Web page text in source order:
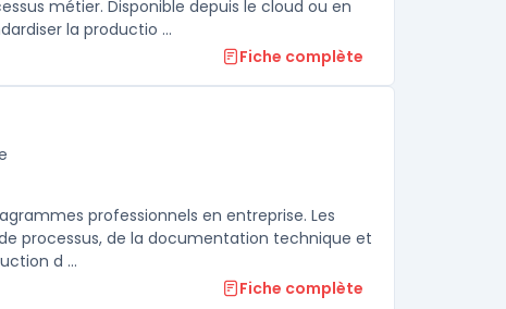
métier. Disponible depuis le cloud ou en
la productio ...
Fiche complète
professionnels en entreprise. Les
processus, de la documentation technique et
d ...
Fiche complète